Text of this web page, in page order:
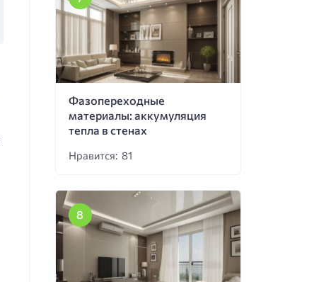
Фазопереходные
материалы: аккумуляция
тепла в стенах
Нравится: 81